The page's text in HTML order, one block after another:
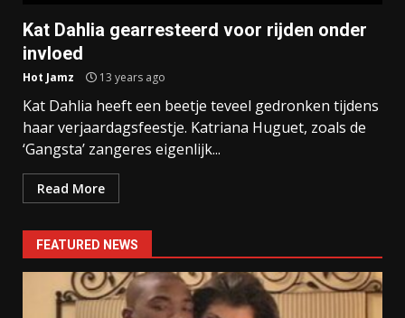
Kat Dahlia gearresteerd voor rijden onder
invloed
Hot Jamz 13 years ago
Kat Dahlia heeft een beetje teveel gedronken tijdens
haar verjaardagsfeestje. Katriana Huguet, zoals de
‘Gangsta’ zangeres eigenlijk...
Read More
FEATURED NEWS